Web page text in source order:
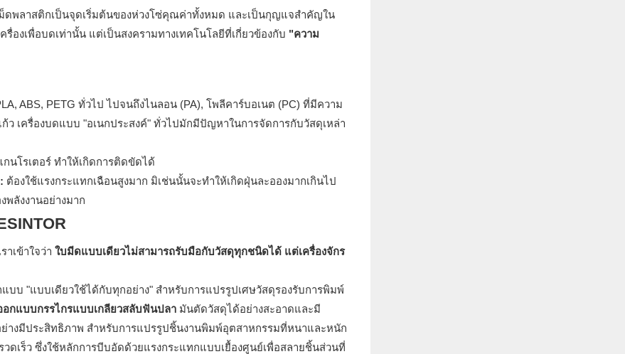
ดพลาสติกเป็นจุดเริ่มต้นของห่วงโซ่คุณค่าทั้งหมด และเป็นกุญแจสำคัญใน
งเพื่อบดเท่านั้น แต่เป็นสงครามทางเทคโนโลยีที่เกี่ยวข้องกับ "ความ
ABS, PETG ทั่วไป ไปจนถึงไนลอน (PA), โพลีคาร์บอเนต (PC) ที่มีความ
เครื่องบดแบบ "อเนกประสงค์" ทั่วไปมักมีปัญหาในการจัดการกับวัสดุเหล่า
นโรเตอร์ ทำให้เกิดการติดขัดได้
ต้องใช้แรงกระแทกเฉือนสูงมาก มิเช่นนั้นจะทำให้เกิดฝุ่นละอองมากเกินไป
พลังงานอย่างมาก
เข้าใจว่า ใบมีดแบบเดียวไม่สามารถรับมือกับวัสดุทุกชนิดได้ แต่เครื่องจักร
แบบ "แบบเดียวใช้ได้กับทุกอย่าง" สำหรับการแปรรูปเศษวัสดุรองรับการพิมพ์
อกแบบกรรไกรแบบเกลียวสลับฟันปลามันตัดวัสดุได้อย่างสะอาดและมี
างมีประสิทธิภาพ สำหรับการแปรรูปชิ้นงานพิมพ์อุตสาหกรรมที่หนาและหนัก
ดเร็ว ซึ่งใช้หลักการบีบอัดด้วยแรงกระแทกแบบเยื้องศูนย์เพื่อสลายชิ้นส่วนที่